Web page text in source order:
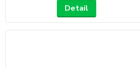
Detail